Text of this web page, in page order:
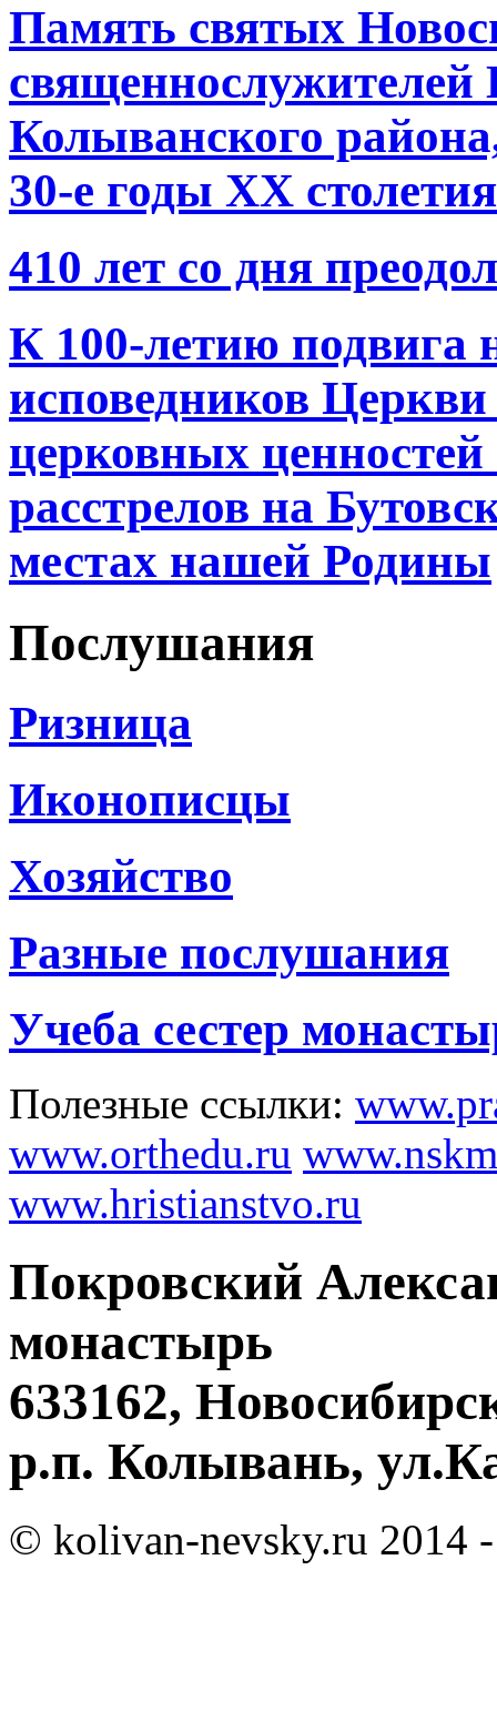
Память святых
священнослужителей
Колыванского
30-е годы ХХ столетия
410 лет со дня
К 100-летию подвига
исповедников
церковных
расстрелов на
местах нашей Родины
Послушания
Ризница
Иконописцы
Хозяйство
Разные послушания
Учеба сестер
Полезные ссылки:
www.orthedu.ru
www.hristianstvo.ru
Покровский
монастырь
633162,
р.п. Колывань,
© kolivan-nevsky.ru 2014